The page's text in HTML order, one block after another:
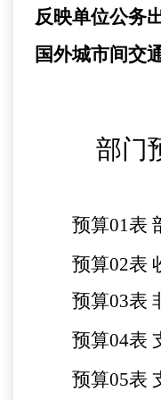
反映单位公务
国外城市间交
部门
预算01表
预算02表
预算03表
预算04表
预算05表